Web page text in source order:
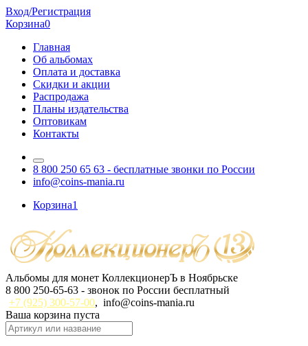
Вход/Регистрация
Корзина0
Главная
Об альбомах
Оплата и доставка
Скидки и акции
Распродажа
Планы издательства
Оптовикам
Контакты
8 800 250 65 63 - бесплатные звонки по России
info@coins-mania.ru
Корзина1
Альбомы для монет КоллекционерЪ в Ноябрьске
8 800 250-65-63 - звонок по России бесплатный
+7 (925) 300-57-00, info@coins-mania.ru
Ваша корзина пуста